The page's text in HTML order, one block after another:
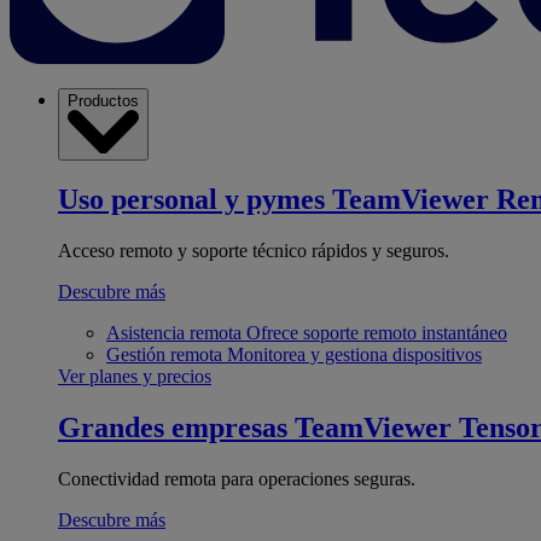
Productos
Uso personal y pymes TeamViewer
Acceso remoto y soporte técnico rápidos y seguros.
Descubre más
Asistencia remota Ofrece soporte remoto instantáneo
Gestión remota Monitorea y gestiona dispositivos
Ver planes y precios
Grandes empresas TeamViewer Tensor
Conectividad remota para operaciones seguras.
Descubre más